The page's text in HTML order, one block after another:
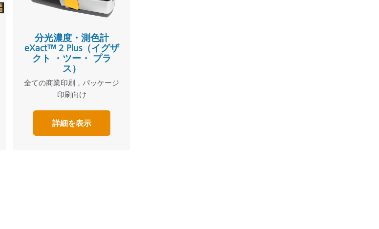
分光濃度・測色計
eXact™ 2 Plus（イグザ
クト ・ツー・ プラ
ス）
全ての商業印刷，パッケージ
印刷向け
詳細を表示